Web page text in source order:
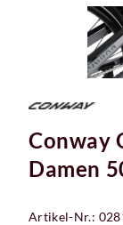
Conway
Damen
Artikel-Nr.: